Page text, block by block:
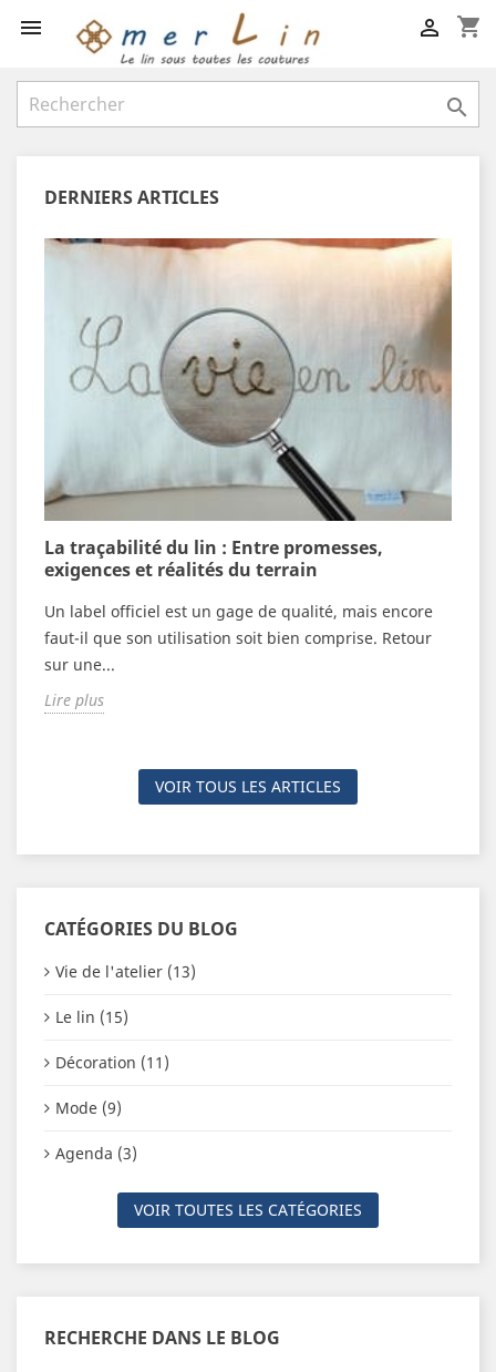
 shopping_cart


DERNIERS ARTICLES
La traçabilité du lin : Entre promesses,
exigences et réalités du terrain
Un label officiel est un gage de qualité, mais encore
faut-il que son utilisation soit bien comprise. Retour
sur une...
Lire plus
VOIR TOUS LES ARTICLES
CATÉGORIES DU BLOG
Vie de l'atelier (13)
Le lin (15)
Décoration (11)
Mode (9)
Agenda (3)
VOIR TOUTES LES CATÉGORIES
RECHERCHE DANS LE BLOG